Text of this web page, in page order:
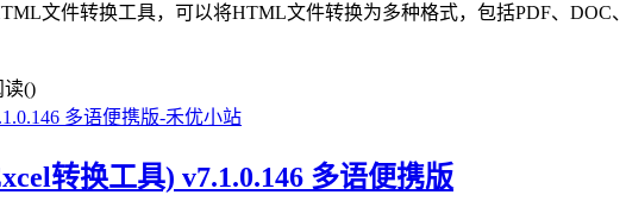
文件转换工具，可以将HTML文件转换为多种格式，包括PDF、
读()
转换工具) v7.1.0.146 多语便携版